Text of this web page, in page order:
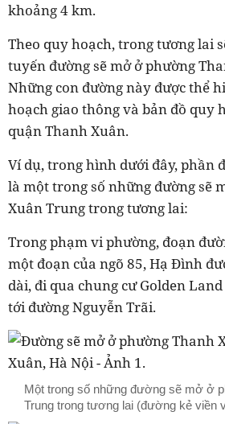
khoảng 4 km.
Theo quy hoạch, trong tương lai
tuyến đường sẽ mở ở phường
Những con đường này được thể
hoạch giao thông và bản đồ quy
quận Thanh Xuân.
Ví dụ, trong hình dưới đây, phần
là một trong số những đường sẽ
Xuân Trungtrong tương lai:
Trong phạm vi phường, đoạn
một đoạn của ngõ 85, Hạ Đình
dài, đi qua chung cư Golden
tới đường Nguyễn Trãi.
Một trong số những đường sẽ mở ở
Trung trong tương lai (đường kẻ viền